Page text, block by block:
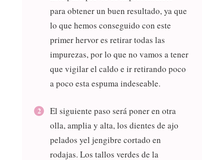
para obtener un buen resultado, ya que
lo que hemos conseguido con este
primer hervor es retirar todas las
impurezas, por lo que no vamos a tener
que vigilar el caldo e ir retirando poco
a poco esta espuma indeseable.
El siguiente paso será poner en otra
olla, amplia y alta, los dientes de ajo
pelados yel jengibre cortado en
rodajas. Los tallos verdes de la